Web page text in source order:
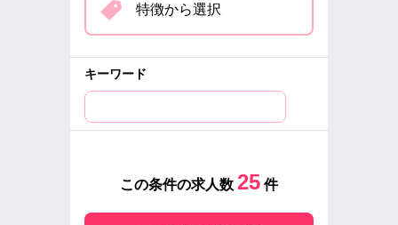
特徴から選択
キーワード
この条件の求人数 25 件